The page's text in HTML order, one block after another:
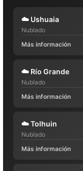
☁️ Ushuaia
Nublado
Más información
☁️ Río Grande
Nublado
Más información
☁️Tolhuin
Nublado
Más información